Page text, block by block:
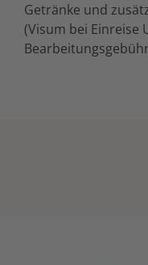
Getränke und
(Visum bei Einreise